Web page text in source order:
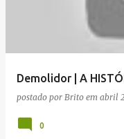
Demolidor | A
postado por Brito em abril
0